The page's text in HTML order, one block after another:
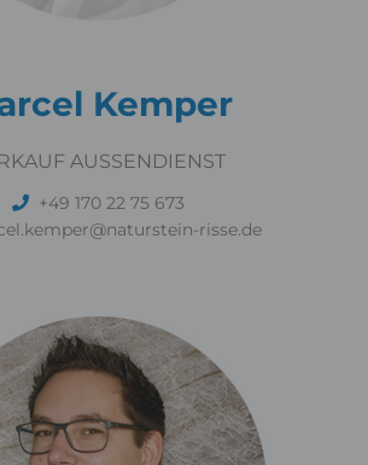
Kemper
AUSSENDIENST
+49 170 22 75 673
risse.de